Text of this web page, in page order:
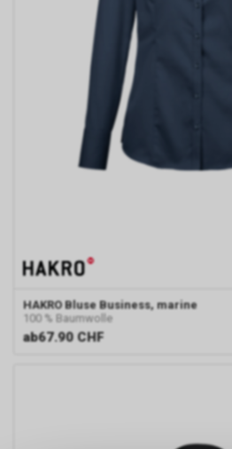
HAKRO Bluse Business, marine
100 % Baumwolle
ab67.90 CHF